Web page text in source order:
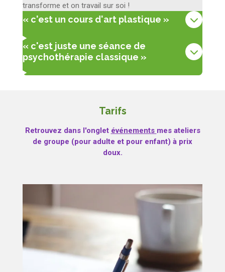
transforme et on travail sur soi !
« c'est un cours d'art plastique »
« c'est juste une séance de
psychothérapie classique »
Tarifs
Retrouvez dans l'onglet événements mes ateliers
de groupe (pour adulte et pour enfant) à prix
doux.